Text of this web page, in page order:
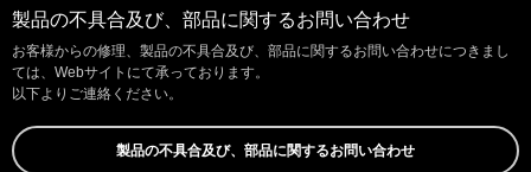
製品の不具合及び、部品に関するお問い合わせ
お客様からの修理、製品の不具合及び、部品に関するお問い合わせにつきまし
ては、Webサイトにて承っております。
以下よりご連絡ください。
製品の不具合及び、部品に関するお問い合わせ